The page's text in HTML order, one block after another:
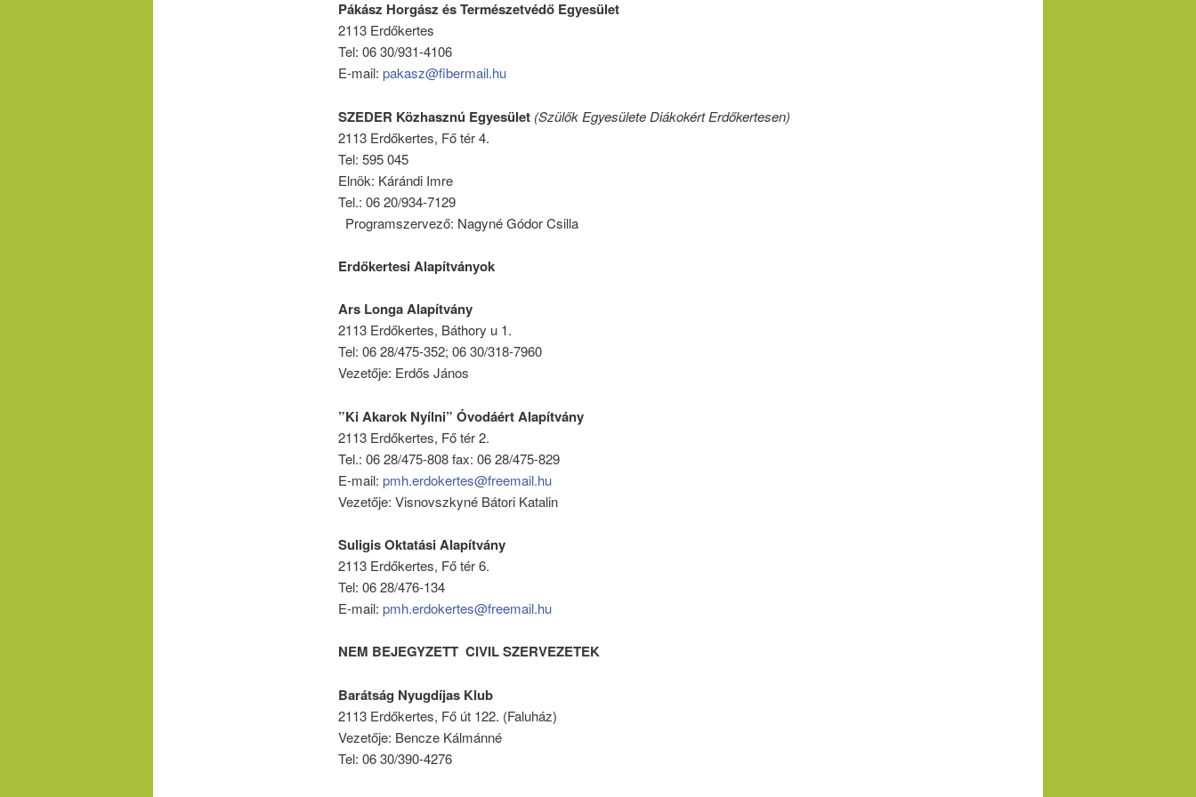
Pákász Horgász és Természetvédő Egyesület
2113 Erdőkertes
Tel: 06 30/931-4106
E-mail: pakasz@fibermail.hu
SZEDER Közhasznú Egyesület (Szülők Egyesülete Diákokért Erdőkertesen)
2113 Erdőkertes, Fő tér 4.
Tel: 595 045
Elnök: Kárándi Imre
Tel.: 06 20/934-7129
Programszervező: Nagyné Gódor Csilla
Erdőkertesi Alapítványok
Ars Longa Alapítvány
2113 Erdőkertes, Báthory u 1.
Tel: 06 28/475-352; 06 30/318-7960
Vezetője: Erdős János
”Ki Akarok Nyílni” Óvodáért Alapítvány
2113 Erdőkertes, Fő tér 2.
Tel.: 06 28/475-808 fax: 06 28/475-829
E-mail: pmh.erdokertes@freemail.hu
Vezetője: Visnovszkyné Bátori Katalin
Suligis Oktatási Alapítvány
2113 Erdőkertes, Fő tér 6.
Tel: 06 28/476-134
E-mail: pmh.erdokertes@freemail.hu
NEM BEJEGYZETT CIVIL SZERVEZETEK
Barátság Nyugdíjas Klub
2113 Erdőkertes, Fő út 122. (Faluház)
Vezetője: Bencze Kálmánné
Tel: 06 30/390-4276